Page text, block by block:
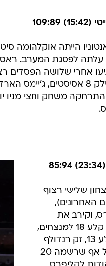
לי ספק בכלל
שלא חושב על
דווין
האריס קלע 25 נקודות ליוטה, כולל 11 רצופות
וזקוקים לכל
אחרי שלושה הפסדים
התרחקה משחק וחצי